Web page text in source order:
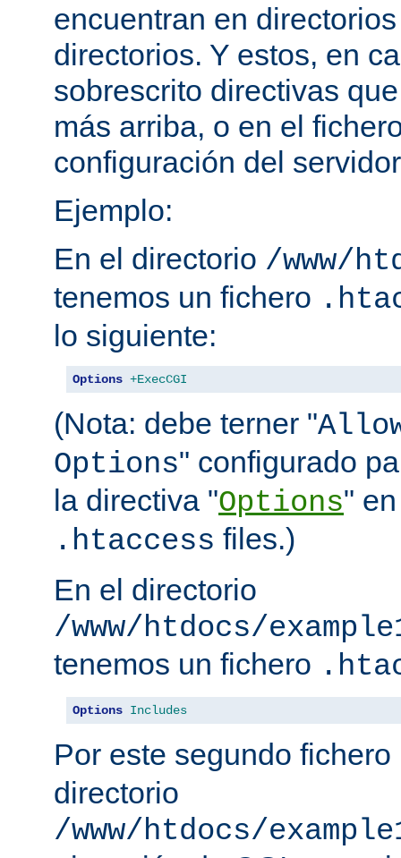
encuentran en
directorios. Y estos, en
sobrescrito directivas
más arriba, o en el
configuración del
Ejemplo:
En el directorio /www/
tenemos un fichero
lo siguiente:
Options +ExecCGI
(Nota: debe terner "
Options" configurado
la directiva "Options"
.htaccess files.)
En el directorio
/www/htdocs/
tenemos un fichero
Options Includes
Por este segundo fichero
directorio
/www/htdocs/